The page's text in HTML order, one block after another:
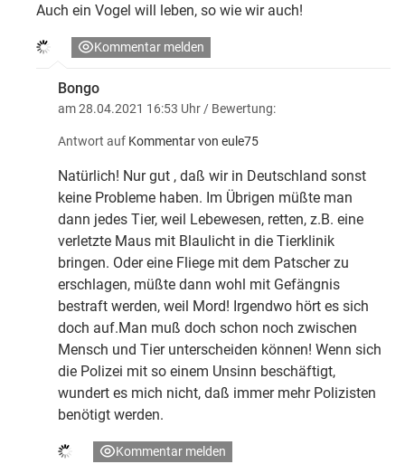
Auch ein Vogel will leben, so wie wir auch!
Kommentar melden
Bongo
am 28.04.2021 16:53 Uhr / Bewertung:
Antwort auf Kommentar von eule75
Natürlich! Nur gut , daß wir in Deutschland sonst
keine Probleme haben. Im Übrigen müßte man
dann jedes Tier, weil Lebewesen, retten, z.B. eine
verletzte Maus mit Blaulicht in die Tierklinik
bringen. Oder eine Fliege mit dem Patscher zu
erschlagen, müßte dann wohl mit Gefängnis
bestraft werden, weil Mord! Irgendwo hört es sich
doch auf.Man muß doch schon noch zwischen
Mensch und Tier unterscheiden können! Wenn sich
die Polizei mit so einem Unsinn beschäftigt,
wundert es mich nicht, daß immer mehr Polizisten
benötigt werden.
Kommentar melden